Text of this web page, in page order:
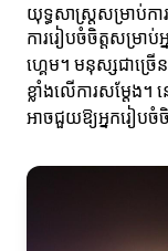
យុទ្ធសាស្ត្រសម្រាប់កា
ការរៀបចំចិត្តសម្រា
ហ្គេម។ មនុស្សជាច្រើ
ខ្លាំងលើការសម្តែង
អាចជួយឱ្យអ្នករៀបចំ